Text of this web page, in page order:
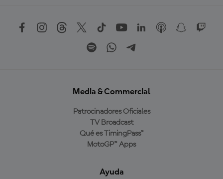
Media & Commercial
Patrocinadores Oficiales
TV Broadcast
Qué es TimingPass™
MotoGP™ Apps
Ayuda